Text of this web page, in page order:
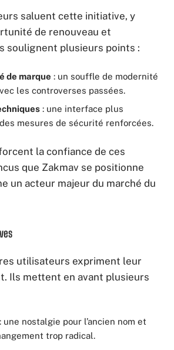
saluent cette initiative, y
de renouveau et
soulignent plusieurs points :
de marque : un souffle de modernité
les controverses passées.
: une interface plus
mesures de sécurité renforcées.
la confiance de ces
que Zakmav se positionne
un acteur majeur du marché du
utilisateurs expriment leur
Ils mettent en avant plusieurs
: une nostalgie pour l’ancien nom et
trop radical.